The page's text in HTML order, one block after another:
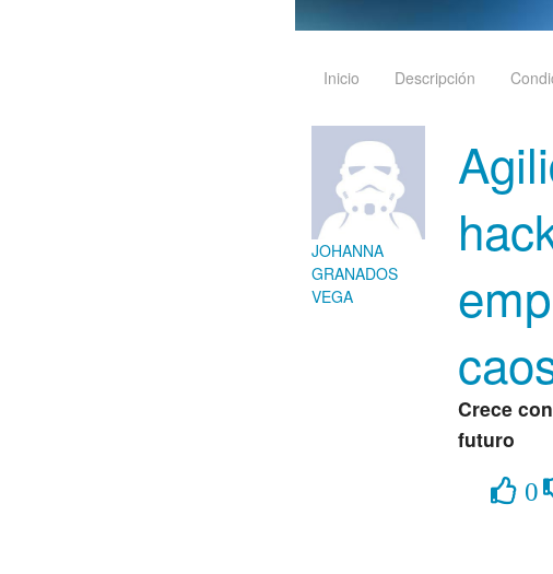
Inicio Descripción
JOHANNA
GRANADOS
VEGA
Crece
futuro
0